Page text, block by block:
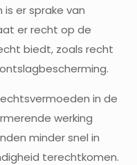
er sprake van
er recht op de
biedt, zoals recht
in de
werking
minder snel in
terechtkomen.